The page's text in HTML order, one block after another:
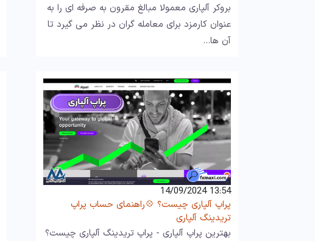
بروکر آلپاری معمولا مبالغ مقرون به صرفه ای را به
عنوان کارمزد برای معامله گران در نظر می گیرد تا
آن ها…
13:54 14/09/2024
پراپ آلپاری چیست؟ 💠راهنمای حساب پراپ
تریدینگ آلپاری
بهترین پراپ آلپاری - پراپ تریدینگ آلپاری چیست؟